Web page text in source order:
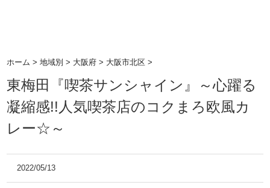
ホーム >地域別 > 大阪府 > 大阪市北区 >
東梅田『喫茶サンシャイン』～心躍る
凝縮感!!人気喫茶店のコクまろ欧風カ
レー☆～
2022/05/13